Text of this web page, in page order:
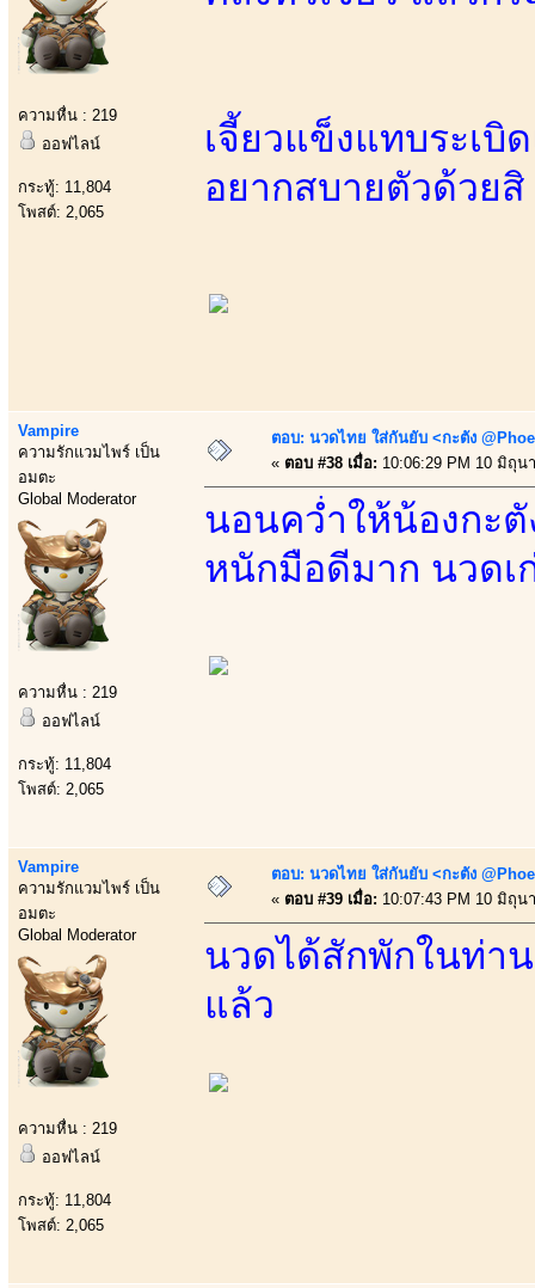
ความหื่น : 219
ออฟไลน์
กระทู้: 11,804
โพสต์: 2,065
เจี้ยวแข็งแทบระเ
อยากสบายตัวด้วยสิ
Vampire
ความรักแวมไพร์ เป็น
อมตะ
Global Moderator
ความหื่น : 219
ออฟไลน์
กระทู้: 11,804
โพสต์: 2,065
ตอบ: นวดไทย ใส่กันยับ <กะตัง
« ตอบ #38 เมื่อ: 10:06:29 PM 10 มิถุน
นอนคว่ำให้น้องกะ
หนักมือดีมาก นวดเ
Vampire
ความรักแวมไพร์ เป็น
อมตะ
Global Moderator
ความหื่น : 219
ออฟไลน์
กระทู้: 11,804
โพสต์: 2,065
ตอบ: นวดไทย ใส่กันยับ <กะตัง
« ตอบ #39 เมื่อ: 10:07:43 PM 10 มิถุน
นวดได้สักพักในท่า
แล้ว